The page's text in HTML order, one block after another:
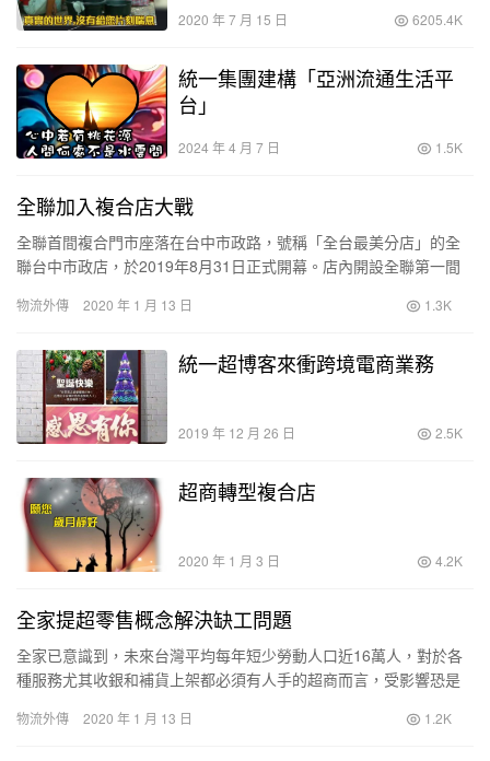
2020 年 7 月 15 日 6205.4K
統一集團建構「亞洲流通生活平
台」
2024 年 4 月 7 日 1.5K
全聯加入複合店大戰
全聯首間複合門市座落在台中市政路，號稱「全台最美分店」的全
聯台中市政店，於2019年8月31日正式開幕。店內開設全聯第一間
驗。
廳，是全台第一間結合了商場與咖啡廳的全聯門市，由日本設計師
西川隆操刀，整間店面寬廣、明亮，無論是路線與陳設，都與傳統
全聯店面有很大的差別
物流外傳 2020 年 1 月 13 日 1.3K
統一超博客來衝跨境電商業務
2019 年 12 月 26 日 2.5K
超商轉型複合店
2020 年 1 月 3 日 4.2K
全家提超零售概念解決缺工問題
全家已意識到，未來台灣平均每年短少勞動人口近16萬人，對於各
種服務尤其收銀和補貨上架都必須有人手的超商而言，受影響恐是
甚至，外送平台快速崛起，外送員的增加恐怕也侵蝕部分超商人
物流外傳 2020 年 1 月 13 日 1.2K